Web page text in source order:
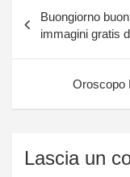
articoli
Buongiorno
immagini gratis
Oroscopo
Lascia un